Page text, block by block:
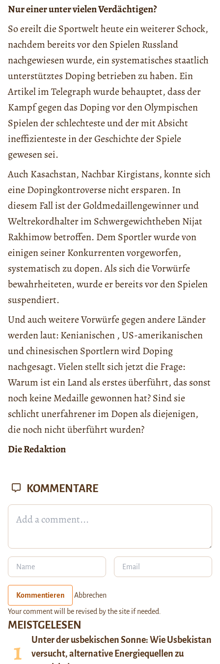
Nur einer unter vielen Verdächtigen?
So ereilt die Sportwelt heute ein weiterer Schock,
nachdem bereits vor den Spielen Russland
nachgewiesen wurde, ein systematisches staatlich
unterstütztes Doping betrieben zu haben. Ein
Artikel im Telegraph wurde behauptet, dass der
Kampf gegen das Doping vor den Olympischen
Spielen der schlechteste und der mit Absicht
ineffizienteste in der Geschichte der Spiele
gewesen sei.
Auch Kasachstan, Nachbar Kirgistans, konnte sich
eine Dopingkontroverse nicht ersparen. In
diesem Fall ist der Goldmedaillengewinner und
Weltrekordhalter im Schwergewichtheben Nijat
Rakhimow betroffen. Dem Sportler wurde von
einigen seiner Konkurrenten vorgeworfen,
systematisch zu dopen. Als sich die Vorwürfe
bewahrheiteten, wurde er bereits vor den Spielen
suspendiert.
Und auch weitere Vorwürfe gegen andere Länder
werden laut: Kenianischen , US-amerikanischen
und chinesischen Sportlern wird Doping
nachgesagt. Vielen stellt sich jetzt die Frage:
Warum ist ein Land als erstes überführt, das sonst
noch keine Medaille gewonnen hat? Sind sie
schlicht unerfahrener im Dopen als diejenigen,
die noch nicht überführt wurden?
Die Redaktion
MEISTGELESEN
Unter der usbekischen Sonne: Wie Usbekistan
versucht, alternative Energiequellen zu
KOMMENTARE
Kommentieren Abbrechen
Your comment will be revised by the site if needed.